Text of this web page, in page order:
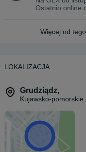
Ostatnio online
Więcej od
LOKALIZACJA
Grudziądz,
Kujawsko-pomorskie